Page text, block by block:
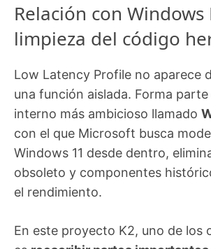
Relación con Windows
limpieza del código
Low Latency Profile no aparece
una función aislada. Forma
interno más ambicioso llamado
con el que Microsoft busca
Windows 11 desde dentro,
obsoleto y componentes
el rendimiento.
En este proyecto K2, uno de los